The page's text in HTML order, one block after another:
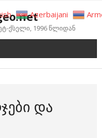
ქსელი, 1996 წლიდან
ᲓᲐ
Azerbaijani